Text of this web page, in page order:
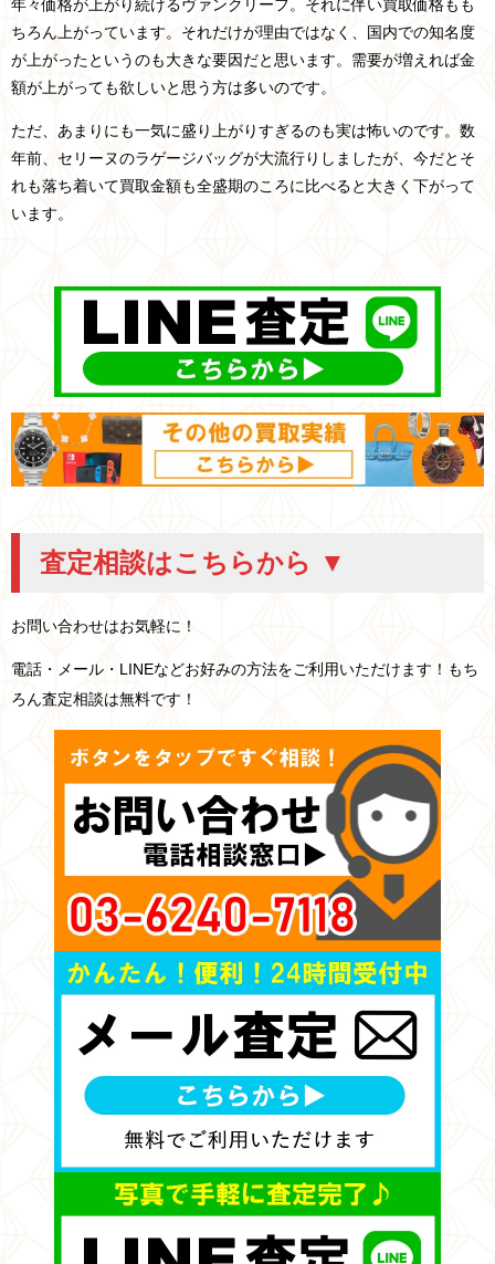
年々価格が上がり続けるヴァンクリーフ。それに伴い買取価格もも
ちろん上がっています。それだけが理由ではなく、国内での知名度
が上がったというのも大きな要因だと思います。需要が増えれば金
額が上がっても欲しいと思う方は多いのです。
ただ、あまりにも一気に盛り上がりすぎるのも実は怖いのです。数
年前、セリーヌのラゲージバッグが大流行りしましたが、今だとそ
れも落ち着いて買取金額も全盛期のころに比べると大きく下がって
います。
査定相談はこちらから ▼
お問い合わせはお気軽に！
電話・メール・LINEなどお好みの方法をご利用いただけます！もち
ろん査定相談は無料です！